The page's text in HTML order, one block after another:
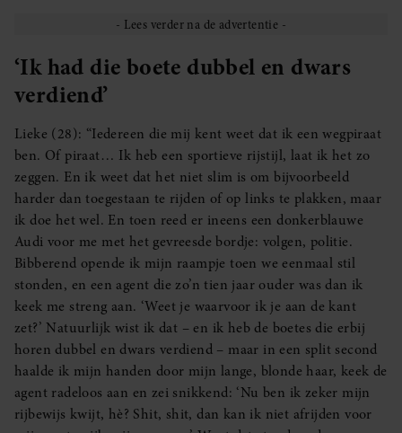
‘Ik had die boete dubbel en dwars
verdiend’
Lieke (28): “Iedereen die mij kent weet dat ik een wegpiraat
ben. Of piraat… Ik heb een sportieve rijstijl, laat ik het zo
zeggen. En ik weet dat het niet slim is om bijvoorbeeld
harder dan toegestaan te rijden of op links te plakken, maar
ik doe het wel. En toen reed er ineens een donkerblauwe
Audi voor me met het gevreesde bordje: volgen, politie.
Bibberend opende ik mijn raampje toen we eenmaal stil
stonden, en een agent die zo’n tien jaar ouder was dan ik
keek me streng aan. ‘Weet je waarvoor ik je aan de kant
zet?’ Natuurlijk wist ik dat – en ik heb de boetes die erbij
horen dubbel en dwars verdiend – maar in een split second
haalde ik mijn handen door mijn lange, blonde haar, keek de
agent radeloos aan en zei snikkend: ‘Nu ben ik zeker mijn
rijbewijs kwijt, hè? Shit, shit, dan kan ik niet afrijden voor